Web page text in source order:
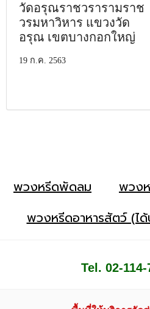
วัดอรุณราชวรารามราช
วรมหาวิหาร แขวงวัด
อรุณ เขตบางกอกใหญ่
19 ก.ค. 2563
พวงหรีดพัดลม พวง
พวงหรีดอาหารสัตว์ (
Tel. 02-114-